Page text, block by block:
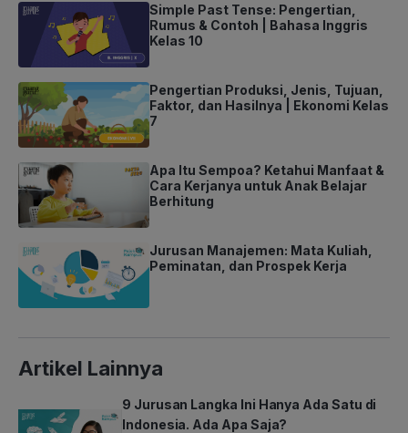
Simple Past Tense: Pengertian,
Rumus & Contoh | Bahasa Inggris
Kelas 10
Pengertian Produksi, Jenis, Tujuan,
Faktor, dan Hasilnya | Ekonomi Kelas
7
Apa Itu Sempoa? Ketahui Manfaat &
Cara Kerjanya untuk Anak Belajar
Berhitung
Jurusan Manajemen: Mata Kuliah,
Peminatan, dan Prospek Kerja
Artikel Lainnya
9 Jurusan Langka Ini Hanya Ada Satu di
Indonesia. Ada Apa Saja?